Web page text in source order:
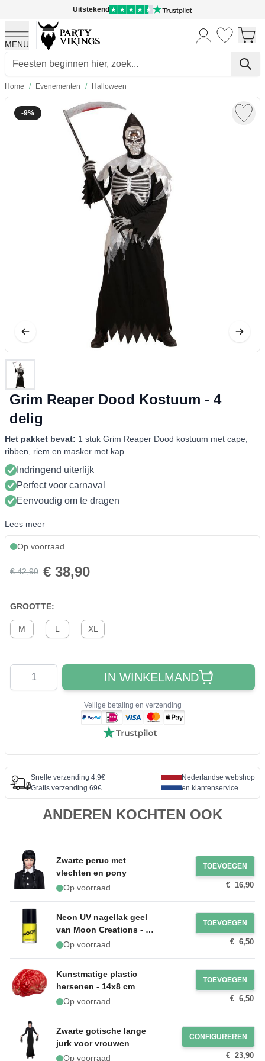
Uitstekend
MENU
Ga naar de inhoud
Home / Evenementen / Halloween
-9%
Grim Reaper Dood Kostuum - 4
delig
Het pakket bevat: 1 stuk Grim Reaper Dood kostuum met cape,
ribben, riem en masker met kap
Indringend uiterlijk
Perfect voor carnaval
Eenvoudig om te dragen
Lees meer
Op voorraad
€ 42,90 € 38,90
GROOTTE:
M L XL
Aantal
IN WINKELMAND
Veilige betaling en verzending
Snelle verzending 4,9€
Gratis verzending 69€
Nederlandse webshop
en klantenservice
ANDEREN KOCHTEN OOK
Zwarte peruc met
vlechten en pony
Op voorraad
TOEVOEGEN
€ 16,90
Neon UV nagellak geel
van Moon Creations - 14
mlOp voorraad
TOEVOEGEN
€ 6,50
Kunstmatige plastic
hersenen - 14x8 cm
Op voorraad
TOEVOEGEN
€ 6,50
Zwarte gotische lange
jurk voor vrouwen
Op voorraad
CONFIGUREREN
€ 23,90